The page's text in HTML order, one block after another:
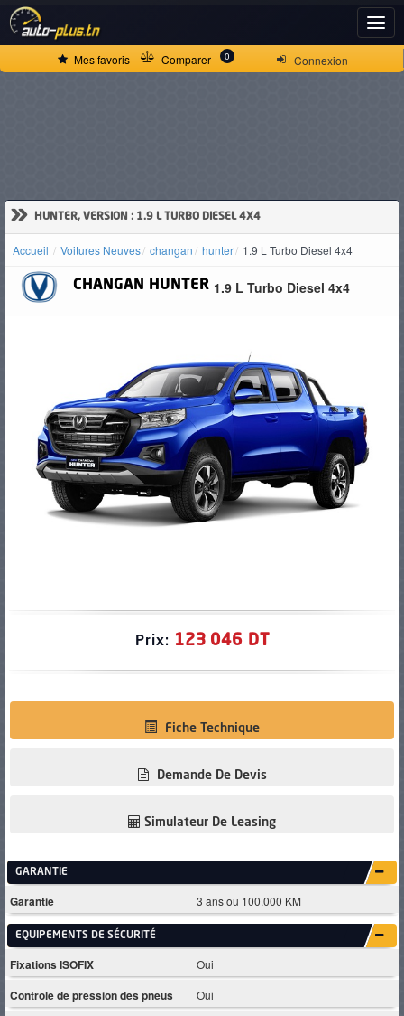
Connexion
Mes favoris Comparer 0
» HUNTER, VERSION : 1.9 L TURBO DIESEL 4X4
Accueil Voitures Neuves changan hunter 1.9 L Turbo Diesel 4x4
CHANGAN HUNTER 1.9 L Turbo Diesel 4x4
Prix: 123 046 DT
Fiche Technique
Demande De Devis
Simulateur De Leasing
GARANTIE
Garantie 3 ans ou 100.000 KM
EQUIPEMENTS DE SÉCURITÉ
Fixations ISOFIX Oui
Contrôle de pression des pneus Oui
ACCUEIL
D'OCCASION
PNEUS